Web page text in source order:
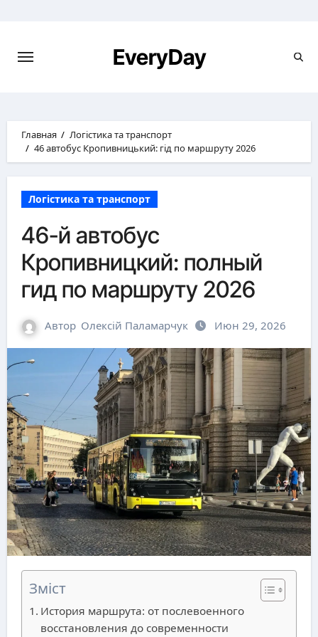
EveryDay
Главная
Логістика та транспорт
46 автобус Кропивницький: гід по маршруту 2026
Логістика та транспорт
46-й автобус
Кропивницкий: полный
гид по маршруту 2026
Автор Олексій Паламарчук Июн 29, 2026
Зміст
История маршрута: от послевоенного
восстановления до современности